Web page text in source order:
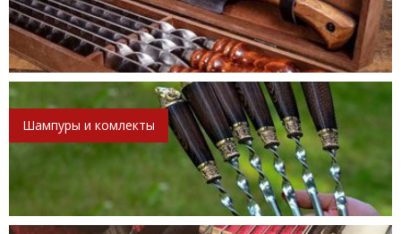
Шампуры и комлекты